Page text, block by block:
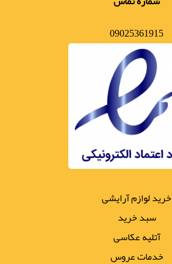
09025361915
خرید لوازم آرایشی
سبد خرید
آتلیه عکاسی
خدمات عروس